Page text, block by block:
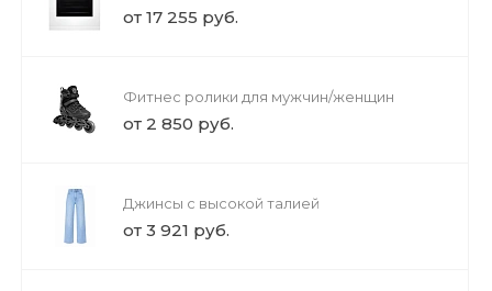
от 17 255 руб.
Фитнес ролики для мужчин/женщин
от 2 850 руб.
Джинсы с высокой талией
от 3 921 руб.